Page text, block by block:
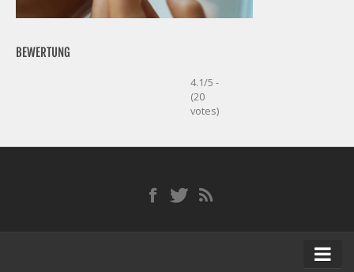
BEWERTUNG
4.1/5 -
(20
votes)